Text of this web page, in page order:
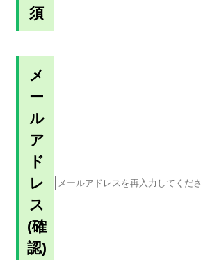
須
メ
ー
ル
ア
ド
レ
ス
(確
認)